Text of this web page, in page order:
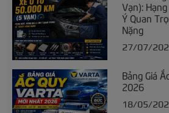
Vạn):
Ý Quan
Nặng
27/07/
Bảng Giá
2026
18/05/